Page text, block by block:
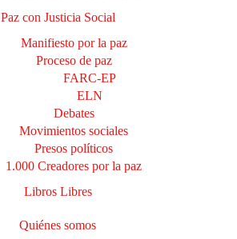
Paz con Justicia Social
Manifiesto por la paz
Proceso de paz
FARC-EP
ELN
Debates
Movimientos sociales
Presos políticos
1.000 Creadores por la paz
Libros Libres
Quiénes somos